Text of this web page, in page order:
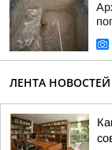
ЛЕНТА НОВОСТЕЙ